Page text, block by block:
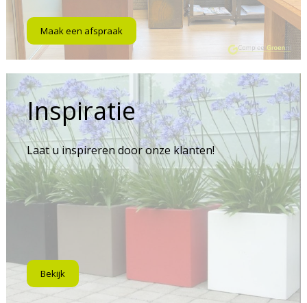
Maak een afspraak
Inspiratie
Laat u inspireren door onze klanten!
Bekijk